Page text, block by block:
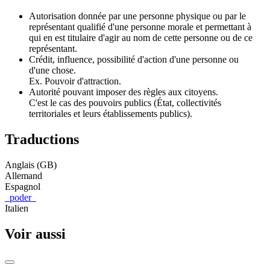
Autorisation donnée par une personne physique ou par le
représentant qualifié d'une personne morale et permettant à
qui en est titulaire d'agir au nom de cette personne ou de ce
représentant.
Crédit, influence, possibilité d'action d'une personne ou
d'une chose.
Ex. Pouvoir d'attraction.
Autorité pouvant imposer des règles aux citoyens.
C'est le cas des pouvoirs publics (État, collectivités
territoriales et leurs établissements publics).
Traductions
Anglais (GB)
Allemand
Espagnol
poder
Italien
Voir aussi